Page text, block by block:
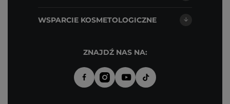
WSPARCIE KOSMETOLOGICZNE
ZNAJDŹ NAS NA: